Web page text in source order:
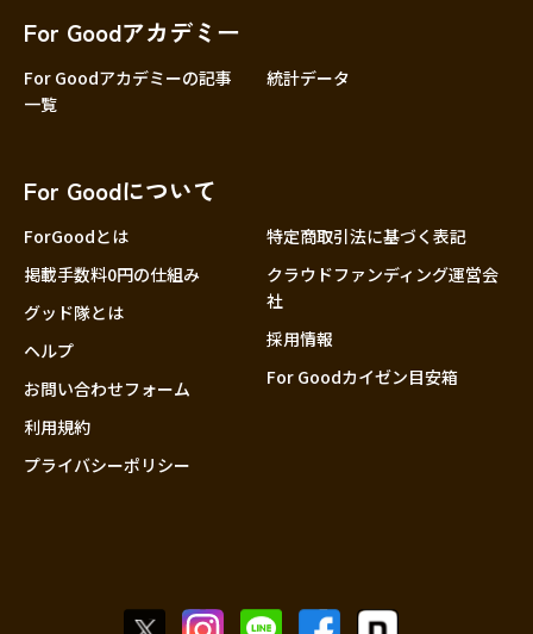
For Goodアカデミー
For Goodアカデミーの記事
一覧
統計データ
For Goodについて
ForGoodとは
掲載手数料0円の仕組み
グッド隊とは
ヘルプ
お問い合わせフォーム
利用規約
プライバシーポリシー
特定商取引法に基づく表記
クラウドファンディング運営会
社
採用情報
For Goodカイゼン目安箱